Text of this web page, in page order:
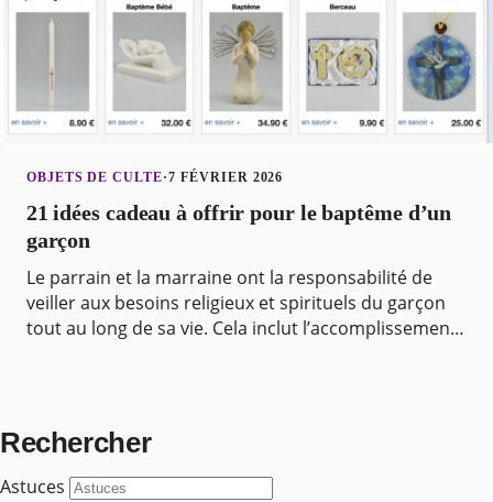
OBJETS DE CULTE·7 FÉVRIER 2026
21 idées cadeau à offrir pour le baptême d’un
garçon
Le parrain et la marraine ont la responsabilité de
veiller aux besoins religieux et spirituels du garçon
tout au long de sa vie. Cela inclut l’accomplissement
Rechercher
Astuces